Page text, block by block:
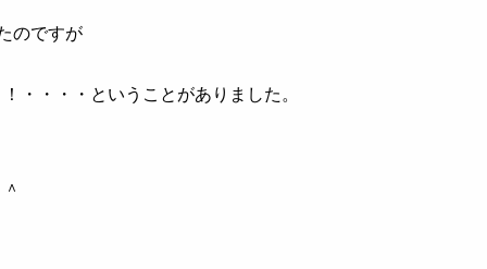
のですが
・・・・ということがありました。